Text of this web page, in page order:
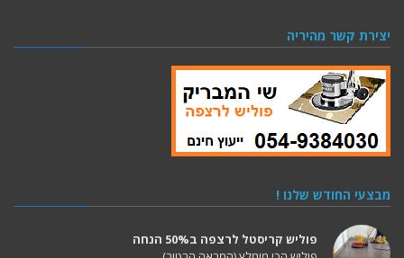
יצירת קשר מהיריה
מבצעי החודש שלנו !
פוליש קריסטל לרצפה ב50% הנחה